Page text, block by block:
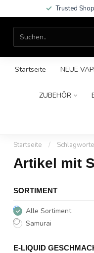
Trusted
Startseite NEUE
ZUBEHÖR
Startseite / Schlagworte
Artikel mit
SORTIMENT
Alle Sortiment
Samurai
E-LIQUID